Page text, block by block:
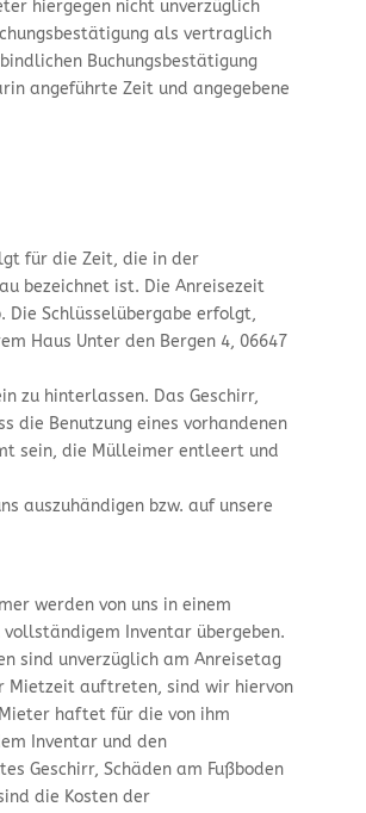
hiergegen nicht unverzüglich
als vertraglich
Buchungsbestätigung
angeführte Zeit und angegebene
für die Zeit, die in der
bezeichnet ist. Die Anreisezeit
Die Schlüsselübergabe erfolgt,
Haus Unter den Bergen 4, 06647
zu hinterlassen. Das Geschirr,
die Benutzung eines vorhandenen
sein, die Mülleimer entleert und
auszuhändigen bzw. auf unsere
werden von uns in einem
Inventar übergeben.
sind unverzüglich am Anreisetag
Mietzeit auftreten, sind wir hiervon
haftet für die von ihm
Inventar und den
Geschirr, Schäden am Fußboden
die Kosten der